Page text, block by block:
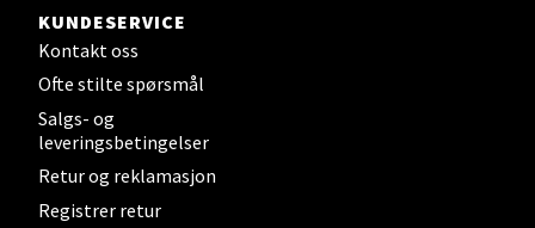
KUNDESERVICE
Kontakt oss
Ofte stilte spørsmål
Salgs- og
leveringsbetingelser
Retur og reklamasjon
Registrer retur
Sjøfartsgata 2, 7714 Steinkjer
Åpent i dag 10-20
0 i butikk